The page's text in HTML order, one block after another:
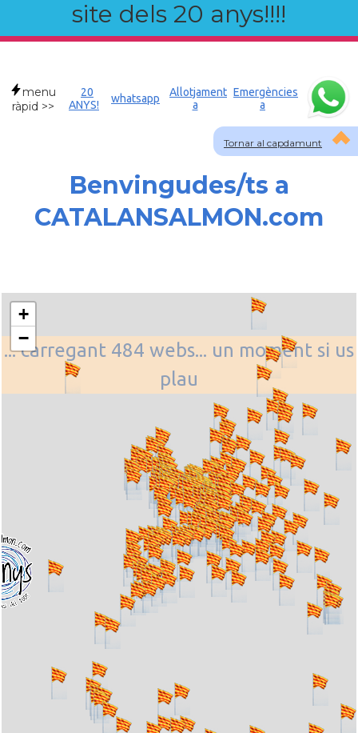
site dels 20 anys!!!!
Tornar al capdamunt
menu
ràpid >>
20
ANYS!
whatsapp
Allotjament
a
Emergències
a
Benvingudes/ts a
CATALANSALMON.com
... carregant 484 webs... un moment si us
plau
+
−